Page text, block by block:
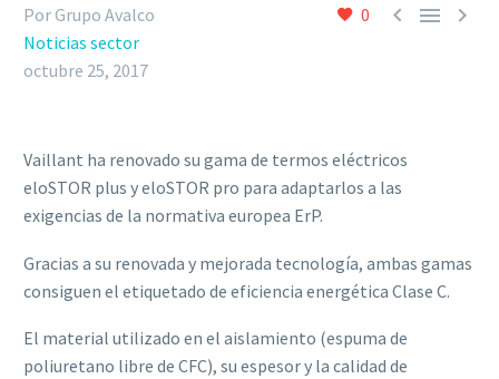
0   
Por Grupo Avalco
Noticias sector
octubre 25, 2017
Vaillant ha renovado su gama de termos eléctricos
eloSTOR plus y eloSTOR pro para adaptarlos a las
exigencias de la normativa europea ErP.
Gracias a su renovada y mejorada tecnología, ambas gamas
consiguen el etiquetado de eficiencia energética Clase C.
El material utilizado en el aislamiento (espuma de
poliuretano libre de CFC), su espesor y la calidad de